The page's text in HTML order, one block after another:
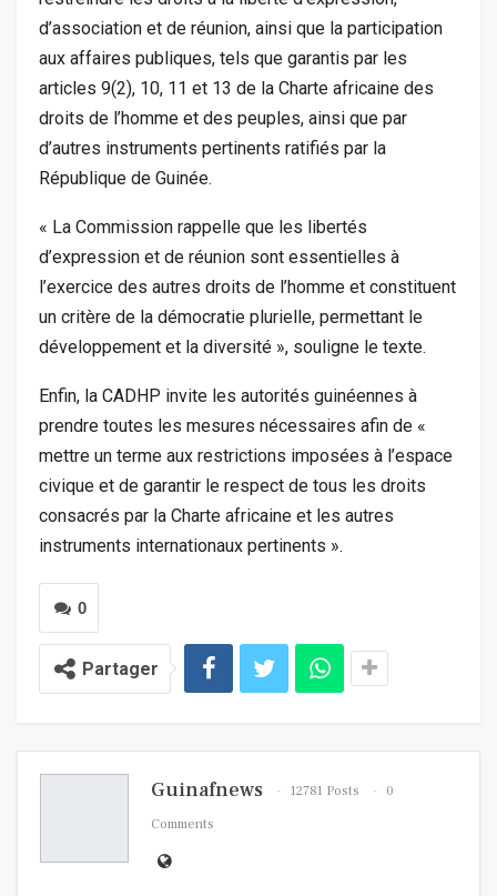
d’association et de réunion, ainsi que la participation
aux affaires publiques, tels que garantis par les
articles 9(2), 10, 11 et 13 de la Charte africaine des
droits de l’homme et des peuples, ainsi que par
d’autres instruments pertinents ratifiés par la
République de Guinée.
« La Commission rappelle que les libertés
d’expression et de réunion sont essentielles à
l’exercice des autres droits de l’homme et constituent
un critère de la démocratie plurielle, permettant le
développement et la diversité », souligne le texte.
Enfin, la CADHP invite les autorités guinéennes à
prendre toutes les mesures nécessaires afin de «
mettre un terme aux restrictions imposées à l’espace
civique et de garantir le respect de tous les droits
consacrés par la Charte africaine et les autres
instruments internationaux pertinents ».
0
Partager
Guinafnews 12781 Posts
0
Comments